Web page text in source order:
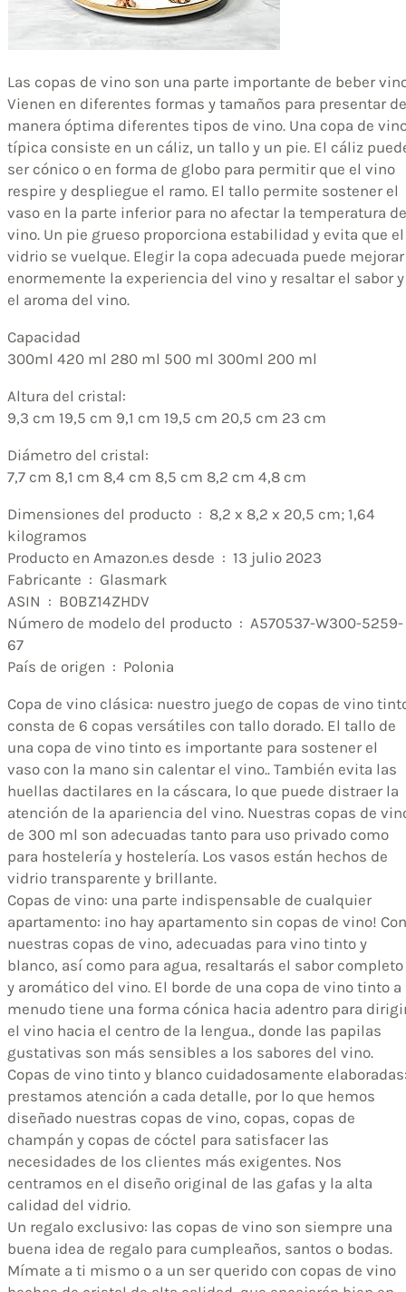
Las copas de vino son una parte importante de beber
Vienen en diferentes formas y tamaños para presentar de
manera óptima diferentes tipos de vino. Una copa de
típica consiste en un cáliz, un tallo y un pie. El cáliz
ser cónico o en forma de globo para permitir que el vino
respire y despliegue el ramo. El tallo permite sostener el
vaso en la parte inferior para no afectar la temperatura
vino. Un pie grueso proporciona estabilidad y evita que el
vidrio se vuelque. Elegir la copa adecuada puede mejorar
enormemente la experiencia del vino y resaltar el sabor y
el aroma del vino.
Capacidad
300ml 420 ml 280 ml 500 ml 300ml 200 ml
Altura del cristal:
9,3 cm 19,5 cm 9,1 cm 19,5 cm 20,5 cm 23 cm
Diámetro del cristal:
7,7 cm 8,1 cm 8,4 cm 8,5 cm 8,2 cm 4,8 cm
Dimensiones del producto ‏ : ‎ 8,2 x 8,2 x 20,5 cm; 1,64
kilogramos
Producto en Amazon.es desde ‏ : ‎ 13 julio 2023
Fabricante ‏ : ‎ Glasmark
ASIN ‏ : ‎ B0BZ14ZHDV
Número de modelo del producto ‏ : ‎ A570537-W300-5259-
67
País de origen ‏ : ‎ Polonia
Copa de vino clásica: nuestro juego de copas de vino
consta de 6 copas versátiles con tallo dorado. El tallo de
una copa de vino tinto es importante para sostener el
vaso con la mano sin calentar el vino.. También evita las
huellas dactilares en la cáscara, lo que puede distraer la
atención de la apariencia del vino. Nuestras copas de
de 300 ml son adecuadas tanto para uso privado como
para hostelería y hostelería. Los vasos están hechos de
vidrio transparente y brillante.
Copas de vino: una parte indispensable de cualquier
apartamento: ¡no hay apartamento sin copas de vino! Con
nuestras copas de vino, adecuadas para vino tinto y
blanco, así como para agua, resaltarás el sabor completo
y aromático del vino. El borde de una copa de vino tinto a
menudo tiene una forma cónica hacia adentro para
el vino hacia el centro de la lengua., donde las papilas
gustativas son más sensibles a los sabores del vino.
Copas de vino tinto y blanco cuidadosamente
prestamos atención a cada detalle, por lo que hemos
diseñado nuestras copas de vino, copas, copas de
champán y copas de cóctel para satisfacer las
necesidades de los clientes más exigentes. Nos
centramos en el diseño original de las gafas y la alta
calidad del vidrio.
Un regalo exclusivo: las copas de vino son siempre una
buena idea de regalo para cumpleaños, santos o bodas.
Mímate a ti mismo o a un ser querido con copas de vino